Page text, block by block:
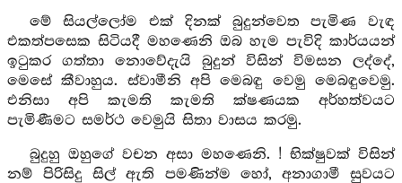
මේ සියල්ලෝම එක් දිනක් බුදුන්වෙත පැමිණ වැඳ
එකත්පසෙක සිටියදී මහණෙනි ඔබ හැම පැවිදි කාර්යයන්
ඉටුකර ගත්තා නොවේදැයි බුදුන් විසින් විමසන ලද්දේ,
මෙසේ කීවාහුය. ස්වාමීනි අපි මෙබඳු වෙමු මෙබඳුවෙමු.
එනිසා අපි කැමති කැමති ක්ෂණයක අර්හත්වයට
පැමිණීමට සමර්ථ වෙමුයි සිතා වාසය කරමු.
බුදුහු ඔහුගේ වචන අසා මහණෙනි. ! භික්ෂුවක් විසින්
නම් පිරිසිදු සිල් ඇති පමණින්ම හෝ, අනාගාමී සුවයට